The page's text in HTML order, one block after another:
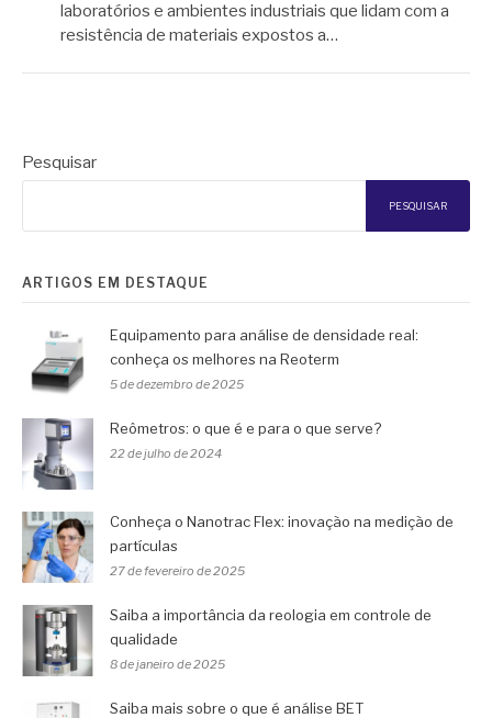
laboratórios e ambientes industriais que lidam com a
resistência de materiais expostos a…
Pesquisar
PESQUISAR
ARTIGOS EM DESTAQUE
Equipamento para análise de densidade real:
conheça os melhores na Reoterm
5 de dezembro de 2025
Reômetros: o que é e para o que serve?
22 de julho de 2024
Conheça o Nanotrac Flex: inovação na medição de
partículas
27 de fevereiro de 2025
Saiba a importância da reologia em controle de
qualidade
8 de janeiro de 2025
Saiba mais sobre o que é análise BET